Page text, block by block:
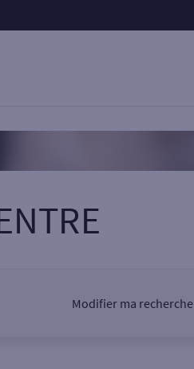
Modifier ma recherche